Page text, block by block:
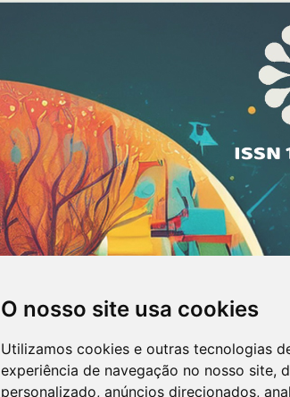
O nosso site usa cookies
Utilizamos cookies e outras tecnologias
experiência de navegação no nosso site,
personalizado, anúncios direcionados,